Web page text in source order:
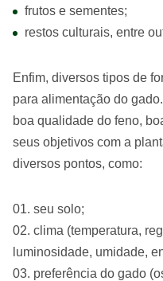
frutos e sementes;
restos culturais, entre
Enfim, diversos tipos de
para alimentação do
boa qualidade do feno,
seus objetivos com a
diversos pontos, como:
seu solo;
clima (temperatura,
luminosidade, umidade,
preferência do gado